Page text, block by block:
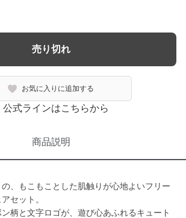
売り切れ
お気に入りに追加する
商品説明
、もこもことした肌触りが心地よいフリー
セット。
柄と文字ロゴが、遊び心あふれるキュート